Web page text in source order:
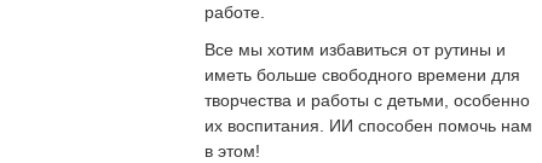
работе.
Все мы хотим избавиться от рутины и
иметь больше свободного времени для
творчества и работы с детьми, особенно
их воспитания. ИИ способен помочь нам
в этом!